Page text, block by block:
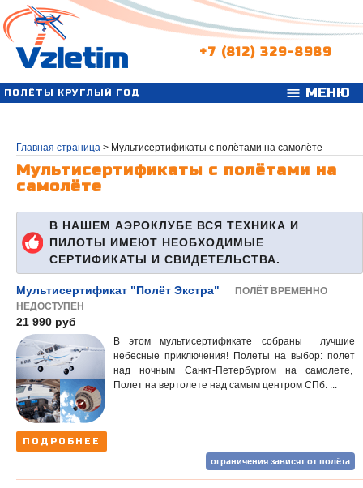
+7 (812) 329-8989
ПОЛЁТЫ КРУГЛЫЙ ГОД menu МЕНЮ
Главная страница > Мультисертификаты с полётами на самолёте
Мультисертификаты с полётами на
самолёте
В НАШЕМ АЭРОКЛУБЕ ВСЯ ТЕХНИКА И
ПИЛОТЫ ИМЕЮТ НЕОБХОДИМЫЕ
СЕРТИФИКАТЫ И СВИДЕТЕЛЬСТВА.
Мультисертификат "Полёт Экстра"
ПОЛЁТ ВРЕМЕННО
НЕДОСТУПЕН
21 990 руб
В этом мультисертификате собраны лучшие
небесные приключения! Полеты на выбор: полет
над ночным Санкт-Петербургом на самолете,
Полет на вертолете над самым центром СПб. ...
ПОДРОБНЕЕ
ограничения зависят от полёта